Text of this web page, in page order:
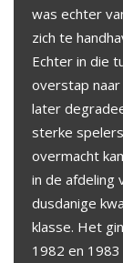
was echter
zich te
Echter in die
overstap naar
later
sterke
overmacht
in de afdeling
dusdanige
klasse. Het
1982 en